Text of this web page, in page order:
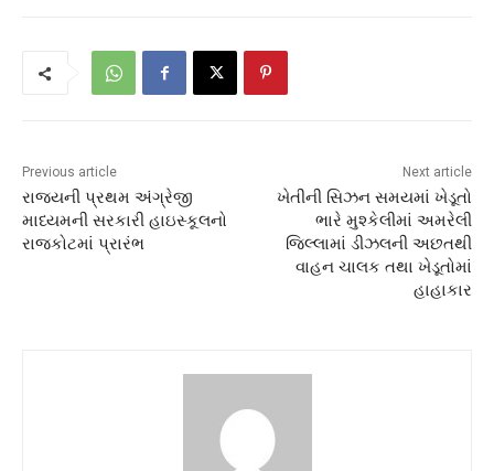
Previous article
રાજ્યની પ્રથમ અંગ્રેજી
માધ્યમની સરકારી હાઇસ્કૂલનો
રાજકોટમાં પ્રારંભ
Next article
ખેતીની સિઝન સમયમાં ખેડૂતો
ભારે મુશ્કેલીમાં અમરેલી
જિલ્લામાં ડીઝલની અછતથી
વાહન ચાલક તથા ખેડૂતોમાં
હાહાકાર